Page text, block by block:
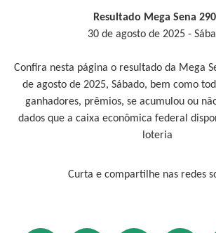
Resultado Mega Sena
30 de agosto de 2025 -
Confira nesta página o resultado da Mega
de agosto de 2025, Sábado, bem como
ganhadores, prêmios, se acumulou ou
dados que a caixa econômica federal
loteria
Curta e compartilhe nas redes